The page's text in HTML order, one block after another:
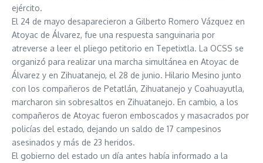
ejército.
El 24 de mayo desaparecieron a Gilberto Romero Vázquez en
Atoyac de Álvarez, fue una respuesta sanguinaria por
atreverse a leer el pliego petitorio en Tepetixtla. La OCSS se
organizó para realizar una marcha simultánea en Atoyac de
Álvarez y en Zihuatanejo, el 28 de junio. Hilario Mesino junto
con los compañeros de Petatlán, Zihuatanejo y Coahuayutla,
marcharon sin sobresaltos en Zihuatanejo. En cambio, a los
compañeros de Atoyac fueron emboscados y masacrados por
policías del estado, dejando un saldo de 17 campesinos
asesinados y más de 23 heridos.
El gobierno del estado un día antes había informado a la